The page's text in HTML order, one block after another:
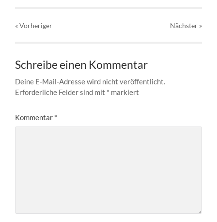
« Vorheriger Nächster »
Schreibe einen Kommentar
Deine E-Mail-Adresse wird nicht veröffentlicht.
Erforderliche Felder sind mit * markiert
Kommentar *